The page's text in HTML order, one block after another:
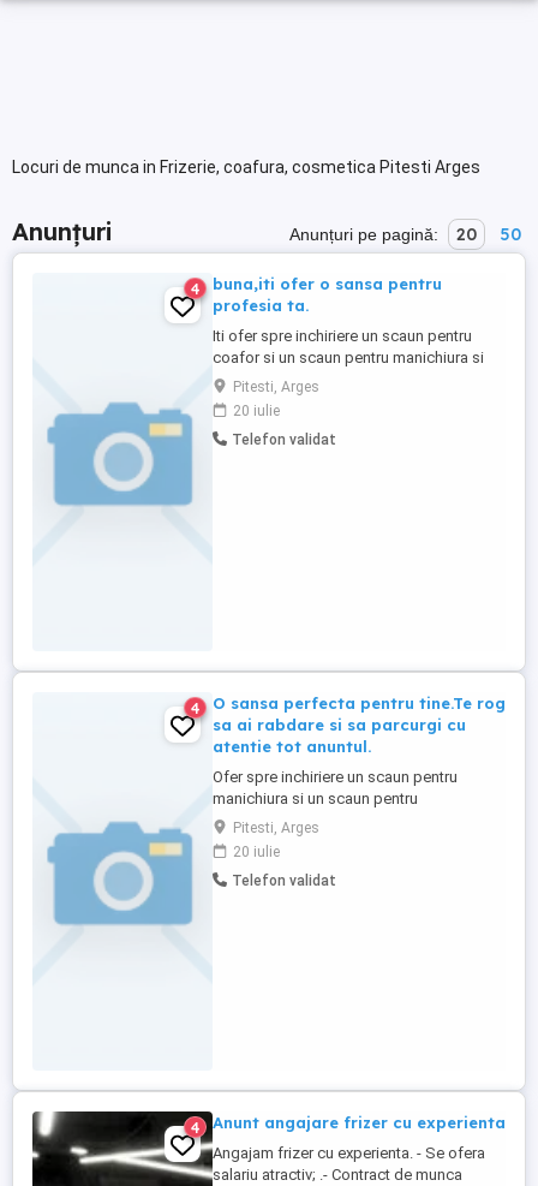
Locuri de munca in Frizerie, coafura, cosmetica Pitesti Arges
Anunțuri Anunțuri pe pagină: 20 50
4
buna,iti ofer o sansa pentru
profesia ta.
Iti ofer spre inchiriere un scaun pentru
coafor si un scaun pentru manichiura si
pedichiura,spatiul fiind situat in strada
Exercitiu,Pitesti,o zona intens circulata si
cu mari posibilitati pentru a ti forma un
portofoliu de cliente.Suna si vei afla mai
Pitesti, Arges
20 iulie
Telefon validat
4
O sansa perfecta pentru tine.Te rog
sa ai rabdare si sa parcurgi cu
atentie tot anuntul.
Ofer spre inchiriere un scaun pentru
manichiura si un scaun pentru
coafor,situate in zona 0 a mun Pitesti,cu
mult trafic de potentiale cliente.
Pitesti, Arges
20 iulie
Telefon validat
4 Anunt angajare frizer cu experienta
Angajam frizer cu experienta. - Se ofera
salariu atractiv; .- Contract de munca